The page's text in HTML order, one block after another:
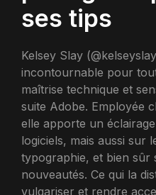
ses tips
Kelsey Slay
incontournable pour
maîtrise technique et
suite Adobe. Employée
elle apporte un
logiciels, mais aussi sur
typographie, et bien sûr
nouveautés. Ce qui la
vulgariser et rendre